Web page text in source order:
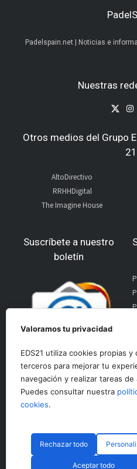
Padelspain.net | Noticias e
Nuestras
Otros medios del Grupo
21
AltoDirectivo
RRHHDigital
The Imagine House
Suscríbete a nuestro
boletín
© CopyRight
Valoramos tu privacidad
EDS21 utiliza cookies propias y
terceros para mejorar tu
navegación y realizar tareas de
Puedes consultar nuestra
cookies.
Rechazar todo
Aceptar todo